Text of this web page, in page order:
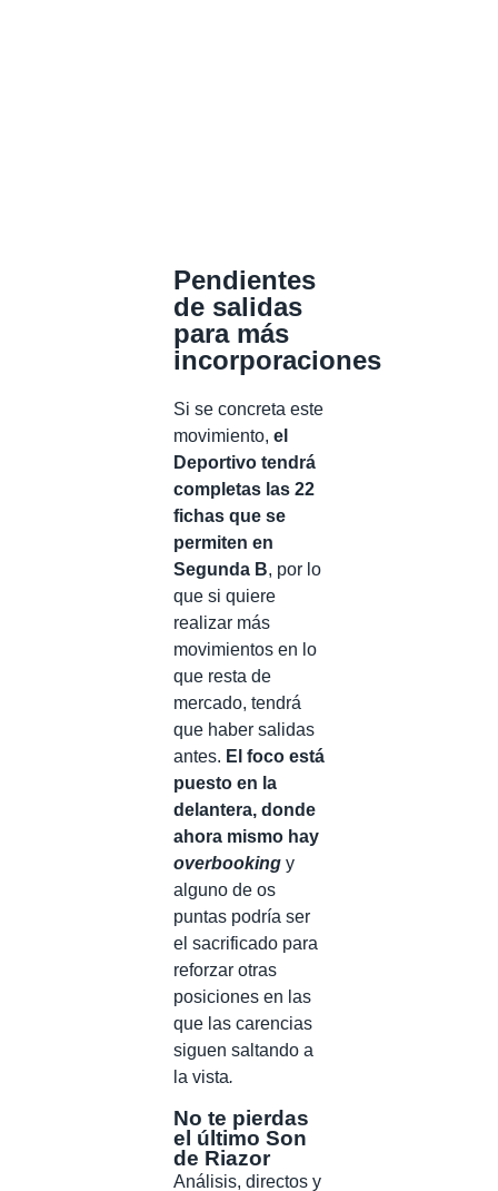
Pendientes
de salidas
para más
incorporaciones
Si se concreta este
movimiento, el
Deportivo tendrá
completas las 22
fichas que se
permiten en
Segunda B, por lo
que si quiere
realizar más
movimientos en lo
que resta de
mercado, tendrá
que haber salidas
antes. El foco está
puesto en la
delantera, donde
ahora mismo hay
overbooking y
alguno de os
puntas podría ser
el sacrificado para
reforzar otras
posiciones en las
que las carencias
siguen saltando a
la vista.
No te pierdas
el último Son
de Riazor
Análisis, directos y